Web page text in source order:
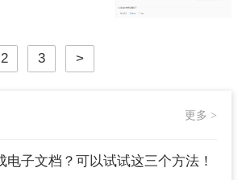
自于需要将图
行编辑，或者
换为可编辑的表
何转换成word文
们将介绍几种常
2 3 >
更多 >
电子文档？可以试试这三个方法！